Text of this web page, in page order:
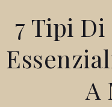
7 Tipi
A